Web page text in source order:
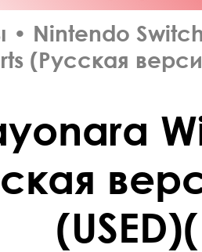
• Nintendo
(Русская